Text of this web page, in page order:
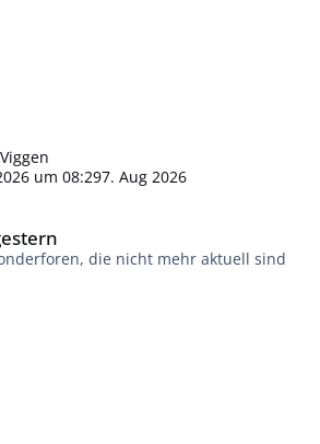
um 08:297. Aug 2026
die nicht mehr aktuell sind